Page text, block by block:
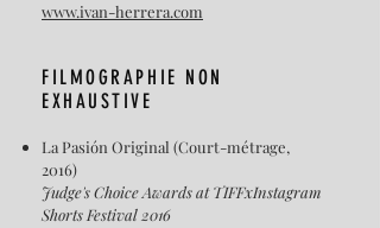
www.ivan-herrera.com
FILMOGRAPHIE NON
EXHAUSTIVE
La Pasión Original (Court-métrage,
2016)
Judge's Choice Awards at TIFFxInstagram
Shorts Festival 2016